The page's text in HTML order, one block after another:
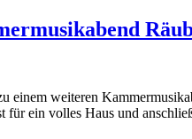
einem weiteren
für ein volles Haus und